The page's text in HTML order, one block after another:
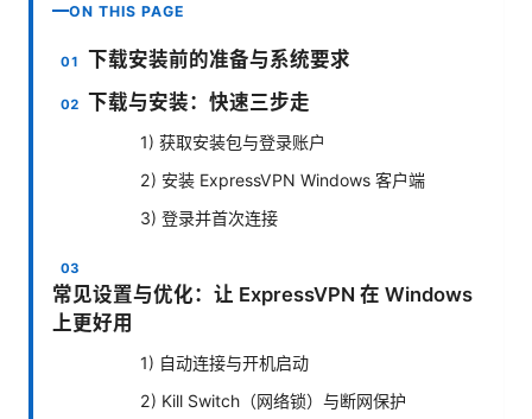
ON THIS PAGE
下载安装前的准备与系统要求
下载与安装：快速三步走
1) 获取安装包与登录账户
2) 安装 ExpressVPN Windows 客户端
3) 登录并首次连接
常见设置与优化：让 ExpressVPN 在 Windows
上更好用
1) 自动连接与开机启动
2) Kill Switch（网络锁）与断网保护